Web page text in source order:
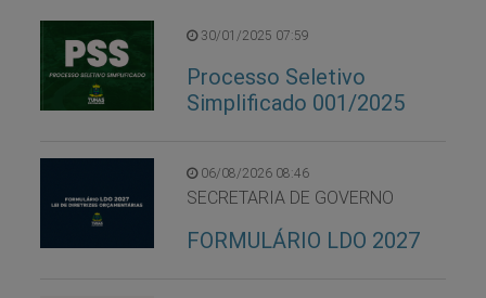
30/01/2025 07:59
Processo Seletivo
Simplificado 001/2025
06/08/2026 08:46
SECRETARIA DE GOVERNO
FORMULÁRIO LDO 2027